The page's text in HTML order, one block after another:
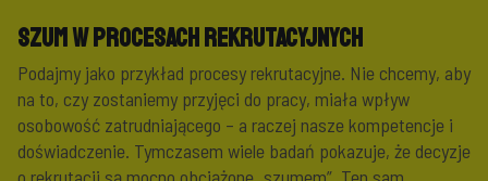
Szum w procesach rekrutacyjnych
Podajmy jako przykład procesy rekrutacyjne. Nie chcemy, aby
na to, czy zostaniemy przyjęci do pracy, miała wpływ
osobowość zatrudniającego – a raczej nasze kompetencje i
doświadczenie. Tymczasem wiele badań pokazuje, że decyzje